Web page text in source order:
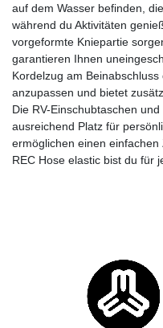
auf dem Wasser befinden,
während du Aktivitäten
vorgeformte Kniepartie
garantieren Ihnen
Kordelzug am
anzupassen und bietet
Die RV-Einschubtaschen
ausreichend Platz für
ermöglichen einen
REC Hose elastic bist du für